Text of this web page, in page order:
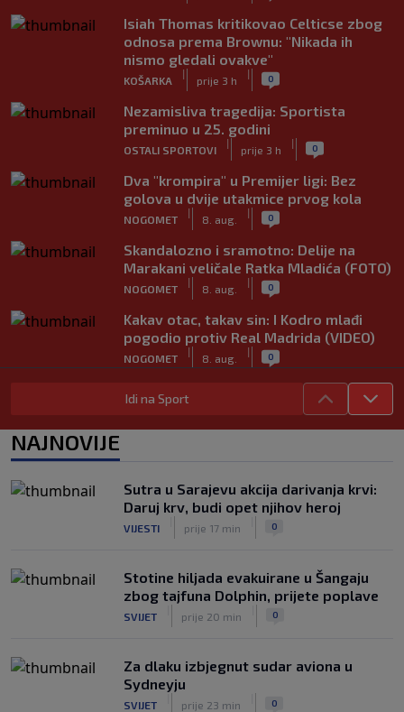
Isiah Thomas kritikovao Celticse zbog
odnosa prema Brownu: "Nikada ih
nismo gledali ovakve"
KOŠARKA
|
prije 3 h
| 0
Nezamisliva tragedija: Sportista
preminuo u 25. godini
OSTALI SPORTOVI
|
prije 3 h
| 0
Dva "krompira" u Premijer ligi: Bez
golova u dvije utakmice prvog kola
NOGOMET
|
8. aug.
| 0
Skandalozno i sramotno: Delije na
Marakani veličale Ratka Mladića (FOTO)
NOGOMET
|
8. aug.
| 0
Kakav otac, takav sin: I Kodro mlađi
pogodio protiv Real Madrida (VIDEO)
NOGOMET
|
8. aug.
| 0
Sudija dosjetljivim komentarom
nasmijao publiku nakon žalbe tenisera
nasrnuo na gostujuće fudbalere
(VIDEO)
NOGOMET
|
8. aug. 0
Idi na Sport
NAJNOVIJE
Sutra u Sarajevu akcija darivanja krvi:
Daruj krv, budi opet njihov heroj
VIJESTI prije 17 min 0
Stotine hiljada evakuirane u Šangaju
zbog tajfuna Dolphin, prijete poplave
SVIJET prije 20 min 0
Za dlaku izbjegnut sudar aviona u
Sydneyju
SVIJET prije 23 min 0